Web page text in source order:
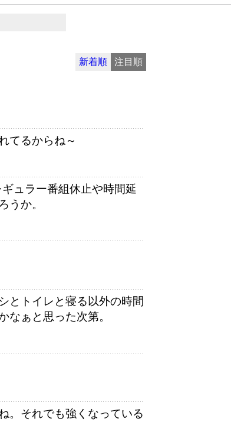
新着順 注目順
てるからね～
ュラー番組休止や時間延
うか。
とトイレと寝る以外の時間
なぁと思った次第。
。それでも強くなっている